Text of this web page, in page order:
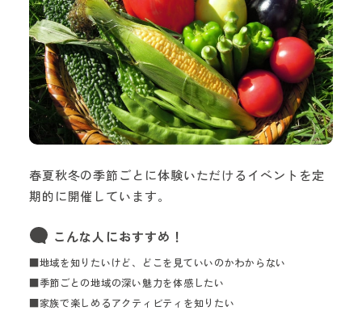
春夏秋冬の季節ごとに体験いただけるイベントを定
期的に開催しています。
こんな人におすすめ！
■地域を知りたいけど、どこを見ていいのかわからない
■季節ごとの地域の深い魅力を体感したい
■家族で楽しめるアクティビティを知りたい